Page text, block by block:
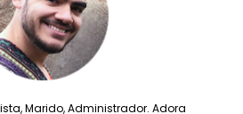
Marido, Administrador. Adora